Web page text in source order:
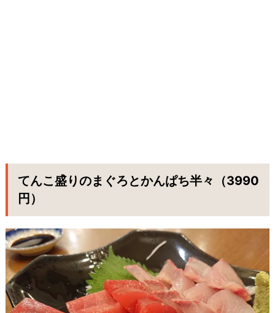
てんこ盛りのまぐろとかんぱち半々（3990
円）